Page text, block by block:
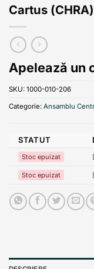
Cartus
Apelează un
SKU: 1000-010-206
Categorie: Ansamblu
STATUT
Stoc epuizat
Stoc epuizat